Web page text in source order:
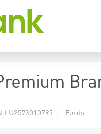
LU2573010795 | Fonds